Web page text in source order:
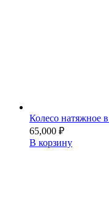
Колесо натяжное
65,000 ₽
В корзину